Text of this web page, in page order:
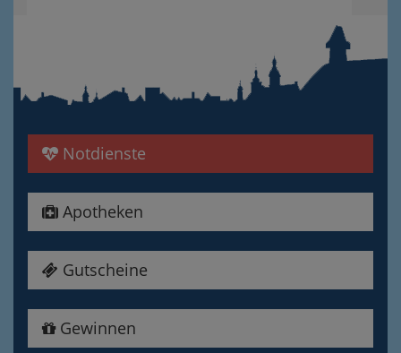
Notdienste
Apotheken
Gutscheine
Gewinnen